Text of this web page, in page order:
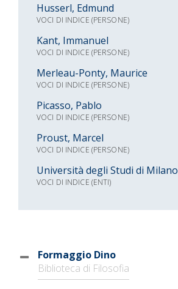
Husserl, Edmund
VOCI DI INDICE (PERSONE)
Kant, Immanuel
VOCI DI INDICE (PERSONE)
Merleau-Ponty, Maurice
VOCI DI INDICE (PERSONE)
Picasso, Pablo
VOCI DI INDICE (PERSONE)
Proust, Marcel
VOCI DI INDICE (PERSONE)
Università degli Studi di Milano
VOCI DI INDICE (ENTI)
Formaggio Dino
Biblioteca di Filosofia